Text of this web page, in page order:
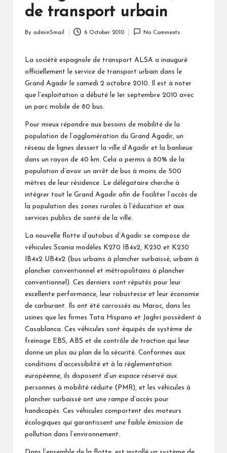
de transport urbain
By adminSmail 6 October 2010 No Comments
La société espagnole de transport ALSA a inauguré
officiellement le service de transport urbain dans le
Grand Agadir le samedi 2 octobre 2010. Il est à noter
que l’exploitation a débuté le 1er septembre 2010 avec
un parc mobile de 80 bus.
Pour mieux répondre aux besoins de mobilité de la
population de l’agglomération du Grand Agadir, un
réseau de lignes dessert la ville d’Agadir et la banlieue
dans un rayon de 40 km. Cela a permis à 80% de la
population d’avoir un arrêt de bus à moins de 500
mètres de leur résidence. Le délégataire cherche à
intégrer tout le Grand Agadir afin de faciliter l’accès de
la population des zones rurales à l’éducation et aux
services publics de santé de la ville.
La nouvelle flotte d’autobus d’Agadir se compose de
véhicules Scania modèles K270 IB4x2, K230 et K230
IB4x2 UB4x2 (bus urbains à plancher surbaissé, urbain à
plancher conventionnel et métropolitains à plancher
conventionnel). Ces derniers sont réputés pour leur
excellente performance, leur robustesse et leur économie
de carburant. Ils ont été carrossés au Maroc, dans les
usines que les firmes Tata Hispano et Jaghri possèdent à
Casablanca. Ces véhicules sont équipés de système de
freinage EBS, ABS et de contrôle de traction qui leur
donne un plus au plan de la sécurité. Conformes aux
conditions d’accessibilité et à la réglementation
européenne, ils disposent d’un espace réservé aux
personnes à mobilité réduite (PMR), et les véhicules à
plancher surbaissé ont une rampe d’accès pour
handicapés. Ces véhicules comportent des moteurs
écologiques qui garantissent une faible émission de
pollution dans l’environnement.